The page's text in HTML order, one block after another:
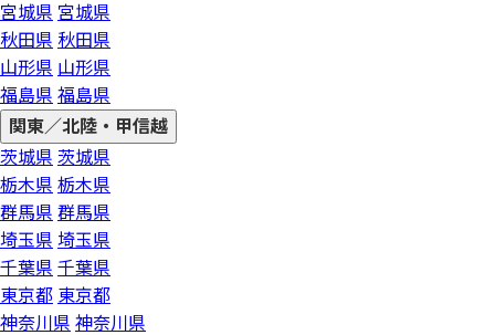
宮城県 宮城県
秋田県 秋田県
山形県 山形県
福島県 福島県
関東／北陸・甲信越
茨城県 茨城県
栃木県 栃木県
群馬県 群馬県
埼玉県 埼玉県
千葉県 千葉県
東京都 東京都
神奈川県 神奈川県